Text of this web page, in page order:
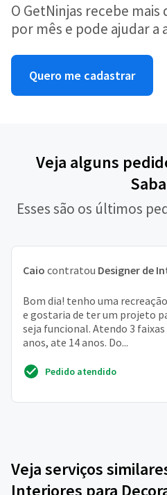
O GetNinjas recebe mais
por mês e pode ajudar a
Quero me cadastrar
Veja alguns
Esses são os últimos
Caio contratou Designer de
Bom dia! tenho uma
e gostaria de ter um projeto
seja funcional. Atendo 3
anos, ate 14 anos. Do...
Pedido atendido
Veja serviços
Interiores para